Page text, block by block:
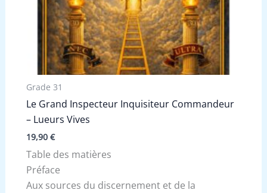
Grade 31
Le Grand Inspecteur Inquisiteur Commandeur
– Lueurs Vives
19,90 €
Table des matières
Préface
Aux sources du discernement et de la